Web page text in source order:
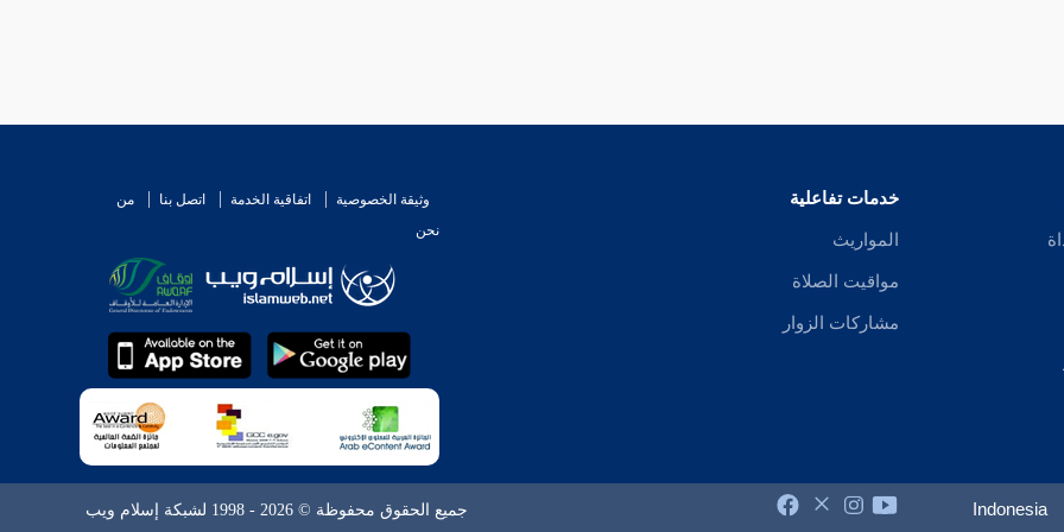
خدمات تفاعلية
المواريث
مواقيت الصلاة
مشاركات الزوار
وثيقة الخصوصية اتفاقية الخدمة اتصل بنا
من
نحن
Indonesia جميع الحقوق محفوظة © 2026 - 1998 لشبكة إسلام ويب